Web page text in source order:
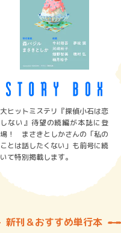
大ヒットミステリ『探偵小石は恋
しない』待望の続編が本誌に登
場！ まさきとしかさんの「私の
ことは話したくない」も前号に続
いて特別掲載します。
新刊＆おすすめ単行本